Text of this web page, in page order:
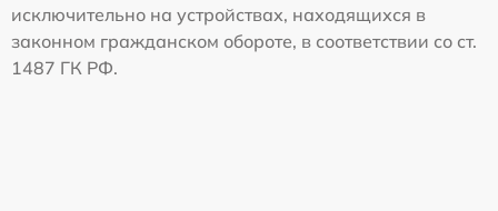
исключительно на устройствах, находящихся в
законном гражданском обороте, в соответствии со ст.
1487 ГК РФ.